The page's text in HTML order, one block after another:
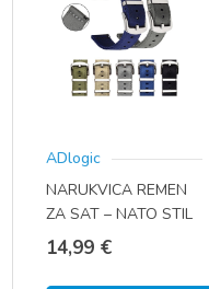
više
varijanti.
Opcije
mogu
odabrati
na
ADlogic
NARUKVICA REMEN
ZA SAT – NATO STIL
(22 MM, QUICK FIT)
14,99 €